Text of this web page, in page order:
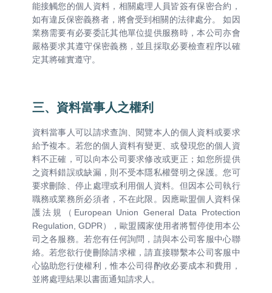
能接觸您的個人資料，相關處理人員皆簽有保密合約，
如有違反保密義務者，將會受到相關的法律處分。 如因
業務需要有必要委託其他單位提供服務時，本公司亦會
嚴格要求其遵守保密義務，並且採取必要檢查程序以確
定其將確實遵守。
三、資料當事人之權利
資料當事人可以請求查詢、閱覽本人的個人資料或要求
給予複本。若您的個人資料有變更、或發現您的個人資
料不正確，可以向本公司要求修改或更正；如您所提供
之資料錯誤或缺漏，則不受本隱私權聲明之保護。您可
要求刪除、停止處理或利用個人資料。但因本公司執行
職務或業務所必須者，不在此限。因應歐盟個人資料保
護法規（European Union General Data Protection
Regulation, GDPR），歐盟國家使用者將暫停使用本公
司之各服務。若您有任何詢問，請與本公司客服中心聯
絡。若您欲行使刪除請求權，請直接聯繫本公司客服中
心協助您行使權利，惟本公司得酌收必要成本和費用，
並將處理結果以書面通知請求人。